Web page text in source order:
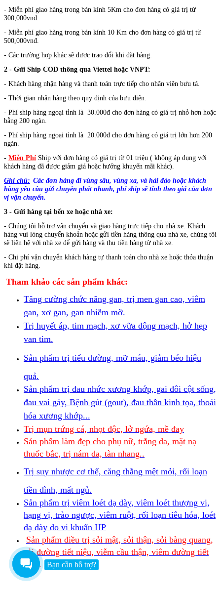
- Miễn phí giao hàng trong bán kính 5Km cho đơn hàng có giá trị từ
300,000vnđ.
- Miễn phí giao hàng trong bán kính 10 Km cho đơn hàng có giá trị từ
500,000vnđ.
- Các trường hợp khác sẽ được trao đổi khi đặt hàng.
2 - Gửi Ship COD thông qua Viettel hoặc VNPT:
- Khách hàng nhận hàng và thanh toán trực tiếp cho nhân viên bưu tá.
- Thời gian nhận hàng theo quy định của bưu điện.
- Phí ship hàng ngoại tỉnh là 30.000đ cho đơn hàng có giá trị nhỏ hơn hoặc
bằng 200 ngàn.
- Phí ship hàng ngoại tỉnh là 20.000đ cho đơn hàng có giá trị lớn hơn 200
ngàn.
- Miễn Phí Ship với đơn hàng có giá trị từ 01 triệu ( không áp dụng với
khách hàng đã được giảm giá hoặc hưởng khuyến mãi khác).
Ghi chú: Các đơn hàng đi vùng sâu, vùng xa, và hải đảo hoặc khách
hàng yêu cầu gửi chuyển phát nhanh, phí ship sẽ tính theo giá của đơn
vị vận chuyển.
3 - Gửi hàng tại bến xe hoặc nhà xe:
- Chúng tôi hỗ trợ vận chuyển và giao hàng trực tiếp cho nhà xe. Khách
hàng vui lòng chuyển khoản hoặc gửi tiền hàng thông qua nhà xe, chúng tôi
sẽ liên hệ với nhà xe để gửi hàng và thu tiền hàng từ nhà xe.
- Chi phí vận chuyển khách hàng tự thanh toán cho nhà xe hoặc thỏa thuận
khi đặt hàng.
Tham khảo các sản phẩm khác:
Tăng cường chức năng gan, trị men gan cao, viêm
gan, xơ gan, gan nhiễm mỡ.
Trị huyết áp, tim mạch, xơ vữa động mạch, hở hẹp
van tim.
Sản phẩm trị tiểu đường, mỡ máu, giảm béo hiệu
quả.
Sản phẩm trị đau nhức xương khớp, gai đôi cột sống,
đau vai gáy, Bệnh gút (gout), đau thần kinh tọa, thoái
hóa xương khớp...
Trị mụn trứng cá, nhọt độc, lở ngứa, mề đay
Sản phẩm làm đẹp cho phụ nữ, trắng da, mặt nạ
thuốc bắc, trị nám da, tàn nhang..
Trị suy nhược cơ thể, căng thẳng mệt mỏi, rối loạn
tiền đình, mất ngủ.
Sản phẩm trị viêm loét dạ dày, viêm loét thượng vị,
hạng vị, trào ngược, viêm ruột, rối loạn tiêu hóa, loét
dạ dày do vi khuẩn HP
Sản phẩm điều trị sỏi mật, sỏi thận, sỏi bàng quang,
sỏi đường tiết niệu, viễm cầu thận, viêm đường tiết
niệu.
Bạn cần hỗ trợ?